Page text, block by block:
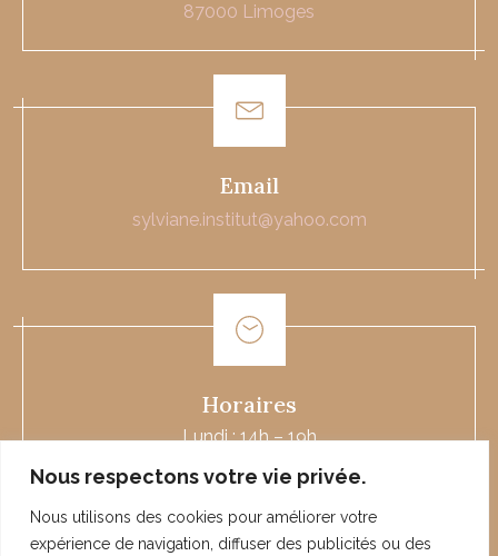
Nous respectons votre vie privée.
Nous utilisons des cookies pour améliorer votre
expérience de navigation, diffuser des publicités ou des
87000 Limoges
Email
sylviane.institut@yahoo.com
Horaires
Lundi : 14h – 19h
Mardi à Vendredi : 9h – 19h